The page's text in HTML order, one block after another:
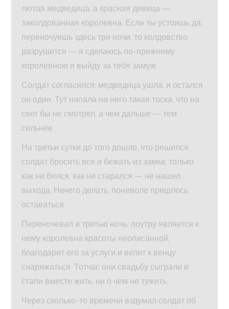
лютая медведица, а красная девица —
заколдованная королевна. Если ты устоишь да
переночуешь здесь три ночи, то колдовство
разрушится — я сделаюсь по-прежнему
королевною и выйду за тебя замуж.
Солдат согласился; медведица ушла, и остался
он один. Тут напала на него такая тоска, что на
свет бы не смотрел, а чем дальше — тем
сильнее.
На третьи сутки до того дошло, что решился
солдат бросить все и бежать из замка; только
как ни бился, как ни старался — не нашел
выхода. Нечего делать, поневоле пришлось
оставаться.
Переночевал и третью ночь; поутру является к
нему королевна красоты неописанной,
благодарит его за услуги и велит к венцу
снаряжаться. Тотчас они свадьбу сыграли и
стали вместе жить, ни о чем не тужить.
Через сколько-то времени вздумал солдат об